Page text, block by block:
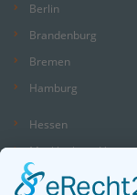
Berlin
Brandenburg
Bremen
Hamburg
Hessen
Mecklenburg-
Niedersachsen